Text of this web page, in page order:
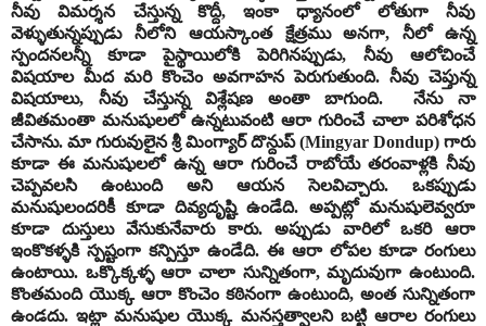
నీవు విమర్శన చేస్తున్న కొద్దీ, ఇంకా ధ్యానంలో లోతుగా నీవు
వెళ్ళుతున్నప్పుడు నీలోని ఆయస్కాంత క్షేత్రము అనగా, నీలో ఉన్న
స్పందనలన్నీ కూడా పైస్థాయిలోకి పెరిగినప్పుడు, నీవు ఆలోచించే
విషయాల మీద మరి కొంచెం అవగాహన పెరుగుతుంది. నీవు చెప్తున్న
విషయాలు, నీవు చేస్తున్న విశ్లేషణ అంతా బాగుంది. నేను నా
జీవితమంతా మనుషులలో ఉన్నటువంటి ఆరా గురించే చాలా పరిశోధన
చేసాను. మా గురువులైన శ్రీ మింగ్యార్ దొన్దుప్ (Mingyar Dondup) గారు
కూడా ఈ మనుషులలో ఉన్న ఆరా గురించే రాబోయే తరంవాళ్లకి నీవు
చెప్పవలసి ఉంటుంది అని ఆయన సెలవిచ్చారు. ఒకప్పుడు
మనుషులందరికీ కూడా దివ్యదృష్టి ఉండేది. అప్పట్లో మనుషులెవ్వరూ
కూడా దుస్తులు వేసుకునేవారు కారు. అప్పుడు వారిలో ఒకరి ఆరా
ఇంకొకళ్ళకి స్పష్టంగా కన్పిస్తూ ఉండేది. ఈ ఆరా లోపల కూడా రంగులు
ఉంటాయి. ఒక్కొక్కళ్ళ ఆరా చాలా సున్నితంగా, మృదువుగా ఉంటుంది.
కొంతమంది యొక్క ఆరా కొంచెం కఠినంగా ఉంటుంది, అంత సున్నితంగా
ఉండదు. ఇట్లా మనుషుల యొక్క మనస్తత్వాలని బట్టి ఆరాల రంగులు